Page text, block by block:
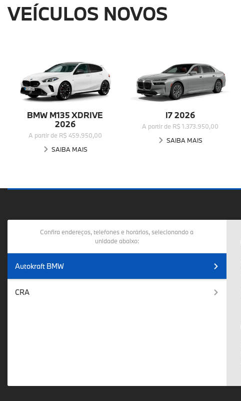
VEÍCULOS NOVOS
BMW M135 XDRIVE
2026
A partir de R$ 459.950,00
SAIBA MAIS
I7 2026
A partir de R$ 1.373.950,00
SAIBA MAIS
Confira endereços, telefones e horários, selecionando a
unidade abaixo:
Autokraft BMW
CRA